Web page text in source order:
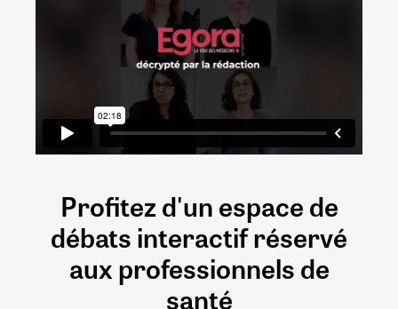
Profitez d'un espace de
débatsinteractifréservé
auxprofessionnels de
santé